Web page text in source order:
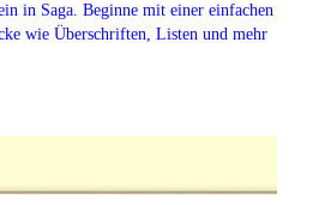
in Saga. Beginne mit einer einfachen
wie Überschriften, Listen und mehr